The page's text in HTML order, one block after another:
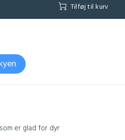
Tilføj til kurv
er glad for dyr